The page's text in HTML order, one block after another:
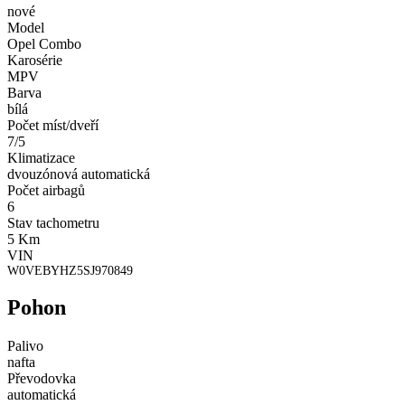
nové
Model
Opel Combo
Karosérie
MPV
Barva
bílá
Počet míst/dveří
7/5
Klimatizace
dvouzónová automatická
Počet airbagů
6
Stav tachometru
5 Km
VIN
W0VEBYHZ5SJ970849
Pohon
Palivo
nafta
Převodovka
automatická